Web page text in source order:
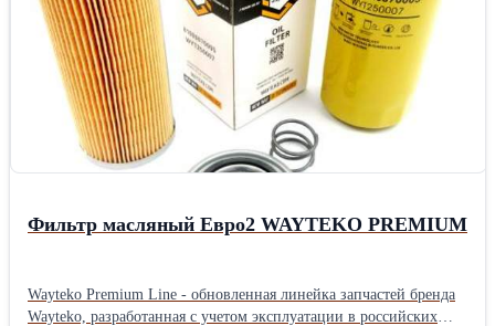
производителя, чтобы большее количество потребителей могло
самостоятельно протестировать запчасти При производстве
используется только импортное высококачественное сырье На
производстве осуществляется дополнительный контроль качества
Новая прочная упаковка гарантирует отсутствие повреждений
при транспортировке и хранении запчастей На все запчасти
распространяется гарантия в соответствии с
законодательствомПроизводитель: Wayteko Тип техники:
Фильтр масляный Евро2 WAYTEKO PREMIUM
Wayteko Premium Line - обновленная линейка запчастей бренда
Wayteko, разработанная с учетом эксплуатации в российских